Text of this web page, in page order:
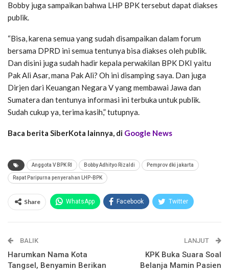
Bobby juga sampaikan bahwa LHP BPK tersebut dapat diakses
publik.
“Bisa, karena semua yang sudah disampaikan dalam forum
bersama DPRD ini semua tentunya bisa diakses oleh publik.
Dan disini juga sudah hadir kepala perwakilan BPK DKI yaitu
Pak Ali Asar, mana Pak Ali? Oh ini disamping saya. Dan juga
Dirjen dari Keuangan Negara V yang membawai Jawa dan
Sumatera dan tentunya informasi ini terbuka untuk publik.
Sudah cukup ya, terima kasih,” tutupnya.
Baca berita SiberKota lainnya, di Google News
Anggota V BPK RI Bobby Adhityo Rizaldi Pemprov dki jakarta
Rapat Paripurna penyerahan LHP-BPK
Share WhatsApp Facebook Twitter
Telegram
BALIK
Harumkan Nama Kota
Tangsel, Benyamin Berikan
LANJUT
KPK Buka Suara Soal
Belanja Mamin Pasien